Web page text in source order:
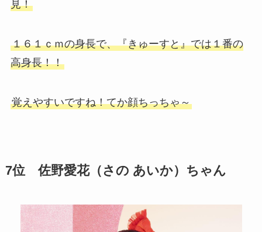
見！
１６１ｃｍの身長で、『きゅーすと』では１番の
高身長！！
覚えやすいですね！てか顔ちっちゃ～
7位 佐野愛花（さの あいか）ちゃん